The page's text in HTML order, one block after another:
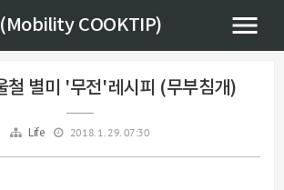
(Mobility COOKTIP)
철 별미 '무전'레시피 (무부침개)
Life 2018. 1. 29. 07:30